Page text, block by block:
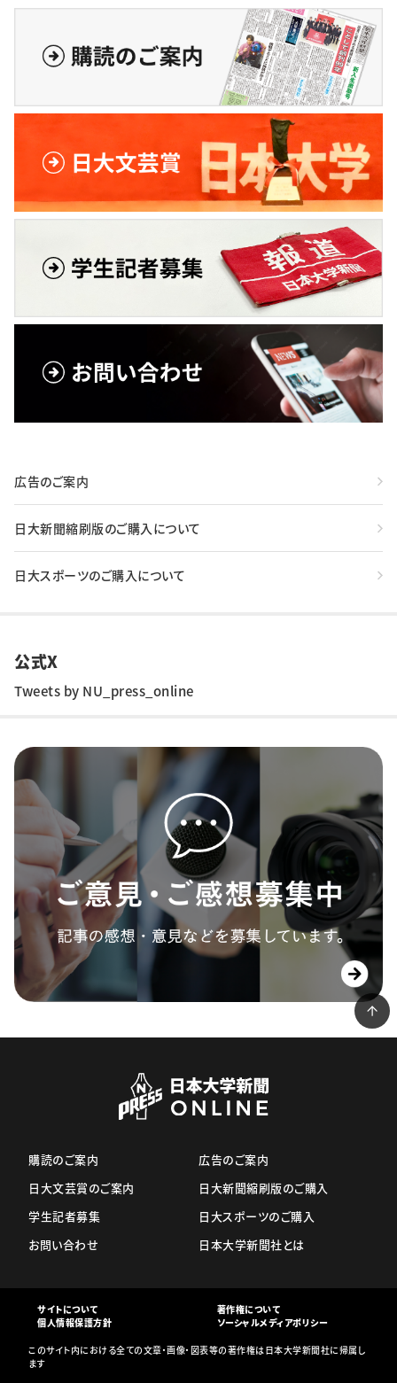
広告のご案内
日大新聞縮刷版のご購入について
日大スポーツのご購入について
公式X
Tweets by NU_press_online
購読のご案内
日大文芸賞のご案内
学生記者募集
お問い合わせ
広告のご案内
日大新聞縮刷版のご購入
日大スポーツのご購入
日本大学新聞社とは
サイトについて
著作権について
個人情報保護方針
ソーシャルメディアポリシー
このサイト内における全ての文章・画像・図表等の著作権は日本大学新聞社に帰属し
ます